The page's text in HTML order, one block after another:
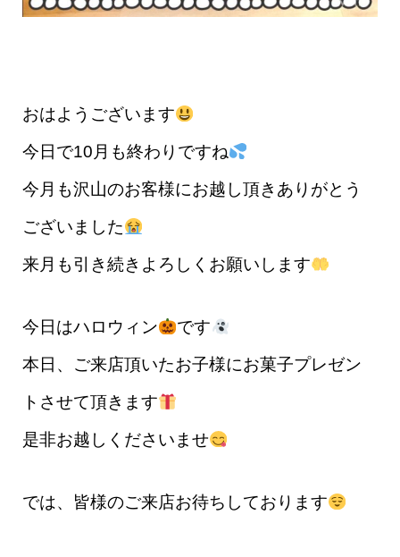
おはようございます
今日で10月も終わりですね
今月も沢山のお客様にお越し頂きありがとう
ございました
来月も引き続きよろしくお願いします
今日はハロウィン
です
本日、ご来店頂いたお子様にお菓子プレゼン
トさせて頂きます
是非お越しくださいませ
では、皆様のご来店お待ちしております